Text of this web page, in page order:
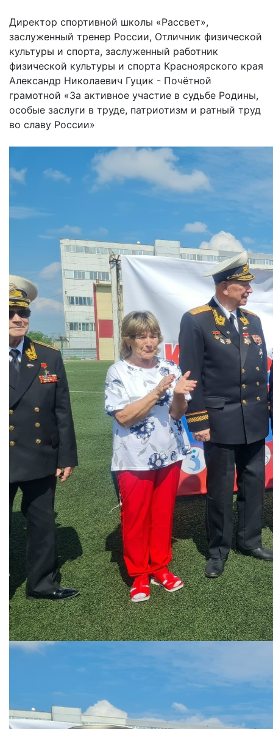
Директор спортивной школы «Рассвет»,
заслуженный тренер России, Отличник физической
культуры и спорта, заслуженный работник
физической культуры и спорта Красноярского края
Александр Николаевич Гуцик - Почётной
грамотной «За активное участие в судьбе Родины,
особые заслуги в труде, патриотизм и ратный труд
во славу России»